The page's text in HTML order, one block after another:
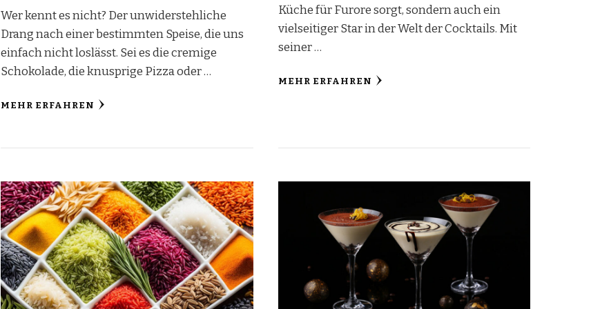
Wer kennt es nicht? Der unwiderstehliche
Drang nach einer bestimmten Speise, die uns
einfach nicht loslässt. Sei es die cremige
Schokolade, die knusprige Pizza oder …
MEHR ERFAHREN
Küche für Furore sorgt, sondern auch ein
vielseitiger Star in der Welt der Cocktails. Mit
seiner …
MEHR ERFAHREN